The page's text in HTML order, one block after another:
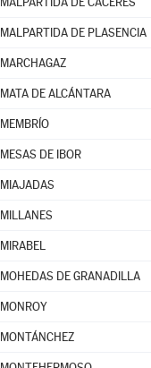
MALPARTIDA DE PLASENCIA
MARCHAGAZ
MATA DE ALCÁNTARA
MEMBRÍO
MESAS DE IBOR
MIAJADAS
MILLANES
MIRABEL
MOHEDAS DE GRANADILLA
MONROY
MONTÁNCHEZ